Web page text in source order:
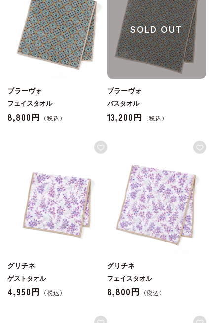
ブラーヴォ
フェイスタオル
8,800円
SOLD OUT
ブラーヴォ
バスタオル
13,200円
グリチネ
ゲストタオル
4,950円
グリチネ
フェイスタオル
8,800円